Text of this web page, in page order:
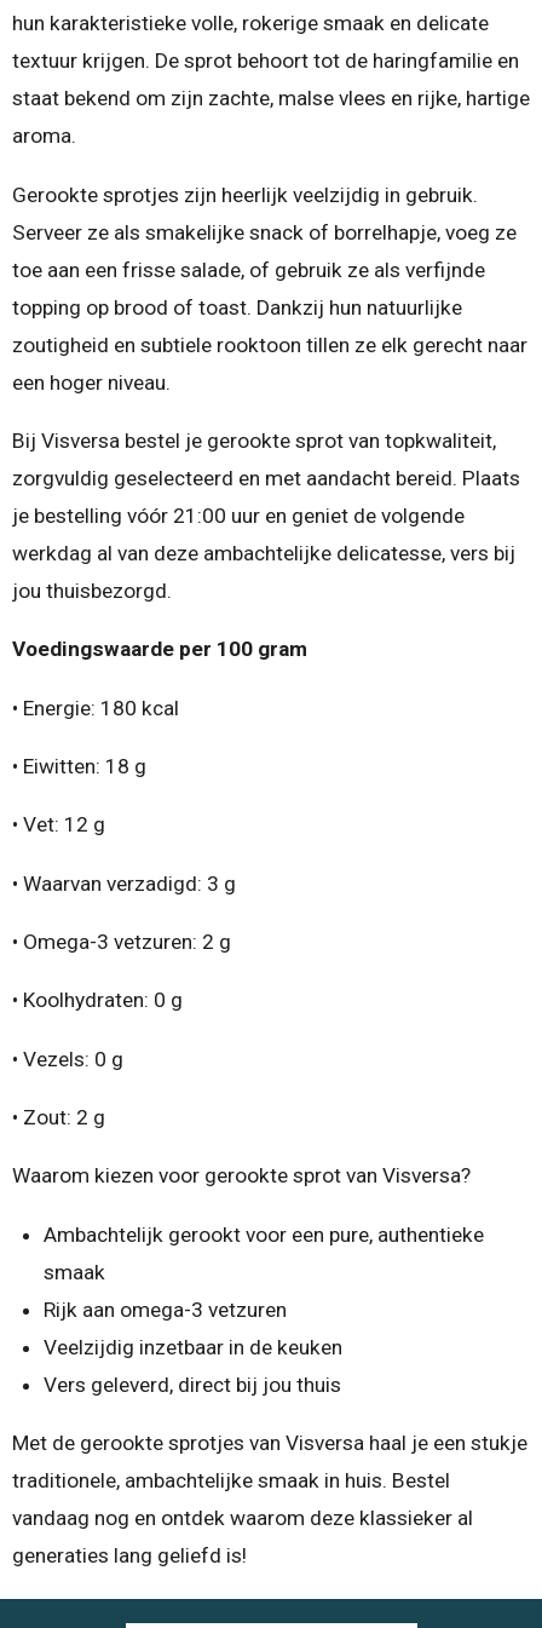
hun karakteristieke volle, rokerige smaak en delicate
textuur krijgen. De sprot behoort tot de haringfamilie en
staat bekend om zijn zachte, malse vlees en rijke, hartige
aroma.
Gerookte sprotjes zijn heerlijk veelzijdig in gebruik.
Serveer ze als smakelijke snack of borrelhapje, voeg ze
toe aan een frisse salade, of gebruik ze als verfijnde
topping op brood of toast. Dankzij hun natuurlijke
zoutigheid en subtiele rooktoon tillen ze elk gerecht naar
een hoger niveau.
Bij Visversa bestel je gerookte sprot van topkwaliteit,
zorgvuldig geselecteerd en met aandacht bereid. Plaats
je bestelling vóór 21:00 uur en geniet de volgende
werkdag al van deze ambachtelijke delicatesse, vers bij
jou thuisbezorgd.
Voedingswaarde per 100 gram
• Energie: 180 kcal
• Eiwitten: 18 g
• Vet: 12 g
• Waarvan verzadigd: 3 g
• Omega-3 vetzuren: 2 g
• Koolhydraten: 0 g
• Vezels: 0 g
• Zout: 2 g
Waarom kiezen voor gerookte sprot van Visversa?
Ambachtelijk gerookt voor een pure, authentieke
smaak
Rijk aan omega-3 vetzuren
Veelzijdig inzetbaar in de keuken
Vers geleverd, direct bij jou thuis
Met de gerookte sprotjes van Visversa haal je een stukje
traditionele, ambachtelijke smaak in huis. Bestel
vandaag nog en ontdek waarom deze klassieker al
generaties lang geliefd is!